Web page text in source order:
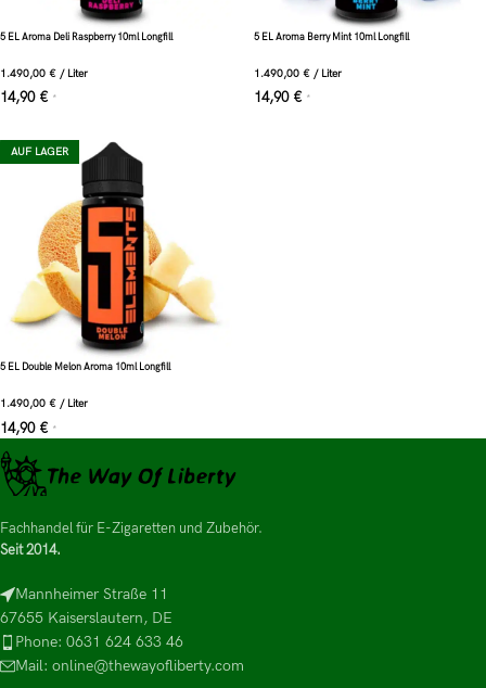
5 EL Aroma Deli Raspberry 10ml Longfill
1.490,00 € / Liter
14,90 € *
5 EL Aroma Berry Mint 10ml Longfill
1.490,00 € / Liter
14,90 € *
AUF LAGER
5 EL Double Melon Aroma 10ml Longfill
1.490,00 € / Liter
14,90 € *
Fachhandel für E-Zigaretten und Zubehör.
Seit 2014.
Mannheimer Straße 11
67655 Kaiserslautern, DE
Phone: 0631 624 633 46
Mail: online@thewayofliberty.com